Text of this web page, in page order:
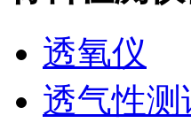
透氧仪
透气性测